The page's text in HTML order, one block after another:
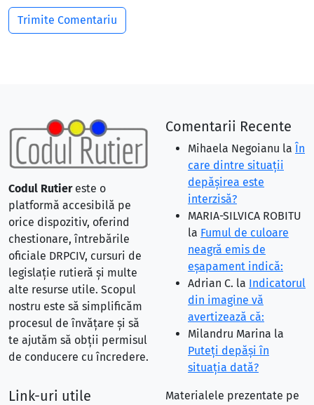
Codul Rutiereste o
platformă accesibilă pe
orice dispozitiv, oferind
chestionare, întrebările
oficiale DRPCIV, cursuri de
legislație rutieră și multe
alte resurse utile. Scopul
nostru este să simplificăm
procesul de învățare și să
te ajutăm să obții permisul
de conducere cu încredere.
Comentarii Recente
Mihaela Negoianu la În
care dintre situaţii
depăşirea este
interzisă?
MARIA-SILVICA ROBITU
la Fumul de culoare
neagră emis de
eşapament indică:
Adrian C. la Indicatorul
din imagine vă
avertizează că:
Milandru Marina la
Puteţi depăşi în
situaţia dată?
Link-uri utile
Materialele prezentate pe